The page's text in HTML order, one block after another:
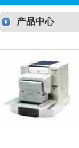
产品中心